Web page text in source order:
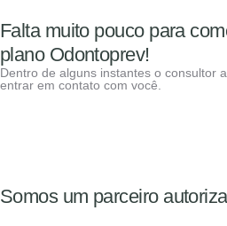
Falta muito pouco para
plano Odontoprev!
Dentro de alguns instantes o consultor
entrar em contato com você.
Somos um parceiro